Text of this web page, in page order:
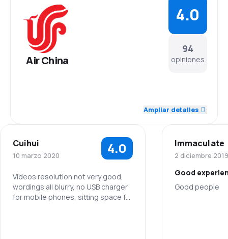
Air China
94
opiniones
4.0
Red de conexiones 4.3
Precio del billete 4.1
Comodidad de viaje
Ampliar detalles
Cuihui
10 marzo 2020 4.0
Videos resolution not very good,
wordings all blurry, no USB charger
for mobile phones, sitting space for
Immaculate
2 diciembre 2019
Good
Good people